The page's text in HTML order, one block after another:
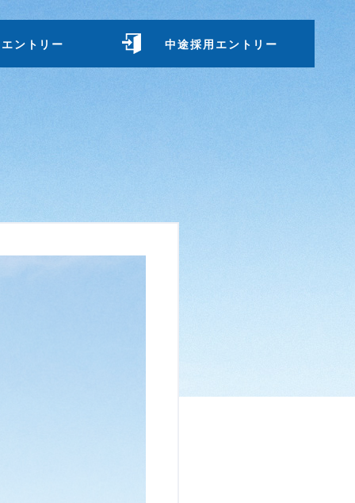
ントリー 中途採用エントリー